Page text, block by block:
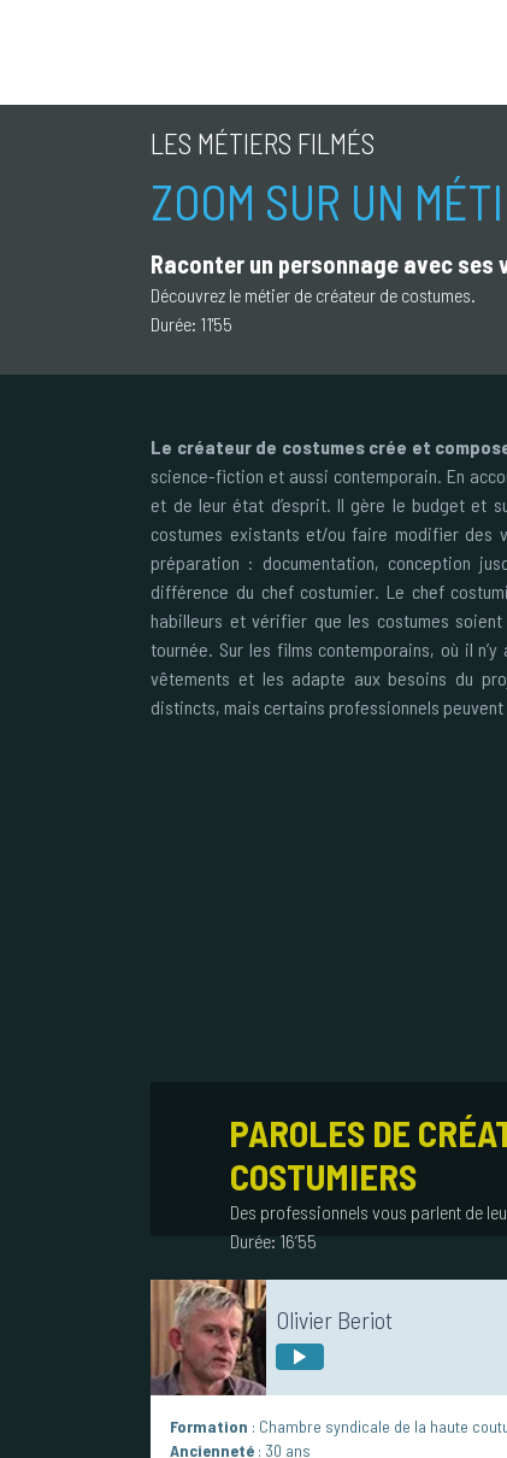
LES MÉTIERS FILMÉS
ZOOM SUR UN
Raconter un personnage avec ses
Découvrez le métier de créateur de costumes.
Durée: 11'55
Le créateur de costumes crée et
science-fiction et aussi contemporain. En
et de leur état d’esprit. Il gère le budget et
costumes existants et/ou faire modifier des
préparation : documentation, conception
différence du chef costumier. Le chef
habilleurs et vérifier que les costumes
tournée. Sur les films contemporains, où il
vêtements et les adapte aux besoins du
distincts, mais certains professionnels peuvent
PAROLES DE
COSTUMIERS
Des professionnels vous parlent de
Durée: 16’55
Olivier Beriot
Formation : Chambre syndicale de la haute
Ancienneté : 30 ans